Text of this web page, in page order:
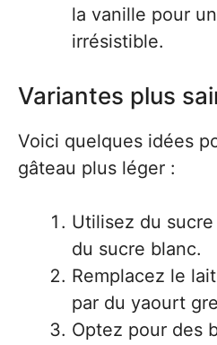
la vanille pour
irrésistible.
Variantes plus
Voici quelques idées
gâteau plus léger :
Utilisez du
du sucre blanc.
Remplacez le
par du yaourt
Optez pour des